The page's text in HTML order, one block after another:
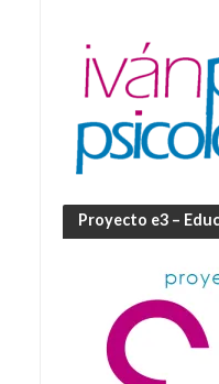
Proyecto e3 –